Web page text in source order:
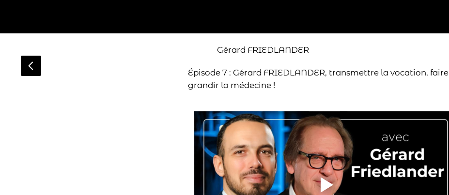
Gérard FRIEDLANDER
Épisode 7 : Gérard FRIEDLANDER, transmettre la vocation, faire
grandir la médecine !